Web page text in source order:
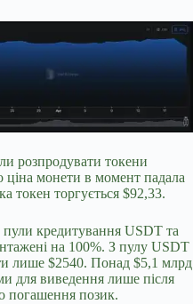
розпродувати токени
ціна монети в момент падала
токен торгується $92,33.
кредитування USDT та
на 100%. З пулу USDT
лише $2540. Понад $5,1 млрд
для виведення лише після
погашення позик.